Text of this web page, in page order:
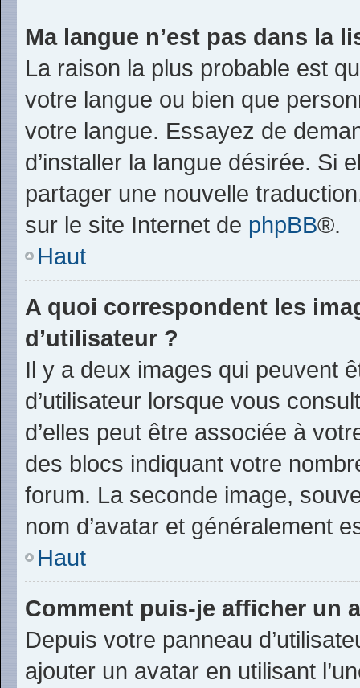
Ma langue n’est pas dans la
La raison la plus probable est
votre langue ou bien que
votre langue. Essayez de
d’installer la langue désirée. Si
partager une nouvelle
sur le site Internet de phpBB®.
Haut
A quoi correspondent les
d’utilisateur ?
Il y a deux images qui peuvent
d’utilisateur lorsque vous
d’elles peut être associée à
des blocs indiquant votre
forum. La seconde image,
nom d’avatar et généralement
Haut
Comment puis-je afficher un
Depuis votre panneau
ajouter un avatar en utilisant